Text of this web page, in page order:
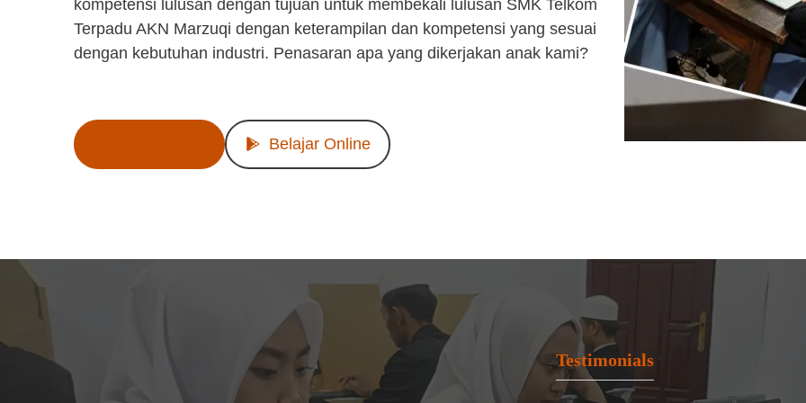
kompetensi lulusan dengan tujuan untuk membekali lulusan SMK Telkom
Terpadu AKN Marzuqi dengan keterampilan dan kompetensi yang sesuai
dengan kebutuhan industri. Penasaran apa yang dikerjakan anak kami?
Belajar Online
Testimonials